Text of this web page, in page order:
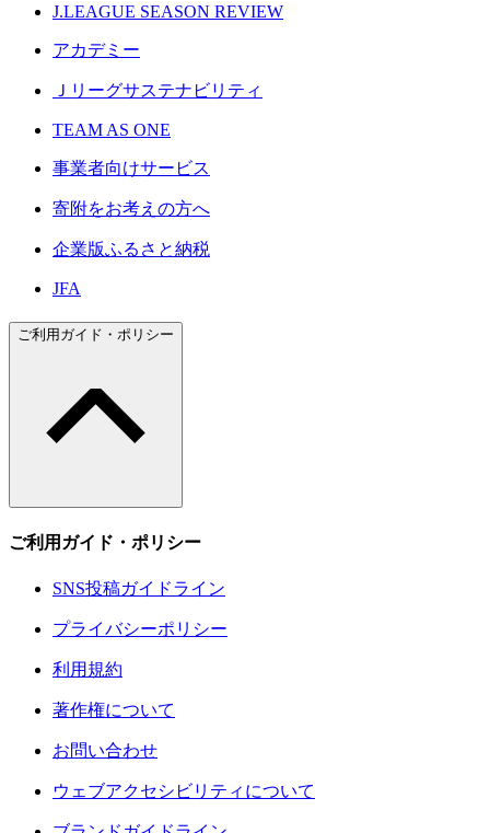
J.LEAGUE SEASON REVIEW
アカデミー
Ｊリーグサステナビリティ
TEAM AS ONE
事業者向けサービス
寄附をお考えの方へ
企業版ふるさと納税
JFA
ご利用ガイド・ポリシー
ご利用ガイド・ポリシー
SNS投稿ガイドライン
プライバシーポリシー
利用規約
著作権について
お問い合わせ
ウェブアクセシビリティについて